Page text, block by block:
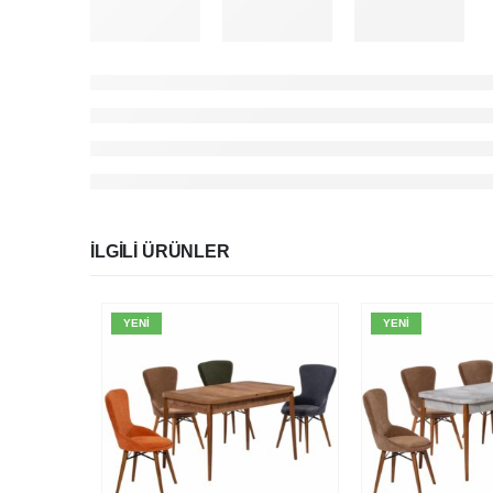
İLGILI ÜRÜNLER
YENI YENI